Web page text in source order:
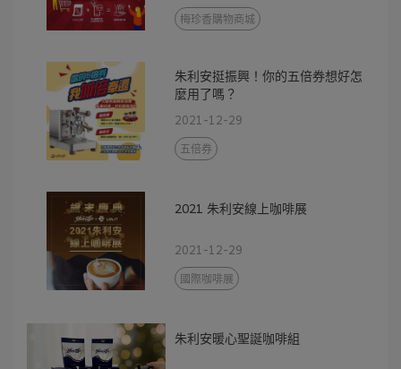
梅珍香購物商城
朱利安挺振興！你的五倍券想好怎
麼用了嗎？
2021-12-29
五倍券
2021 朱利安線上咖啡展
2021-12-29
國際咖啡展
朱利安暖心聖誕咖啡組